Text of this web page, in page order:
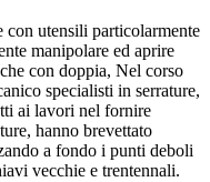
utensili particolarmente
manipolare ed aprire
con doppia, Nel corso
specialisti in serrature,
ai lavori nel fornire
hanno brevettato
a fondo i punti deboli
vecchie e trentennali.